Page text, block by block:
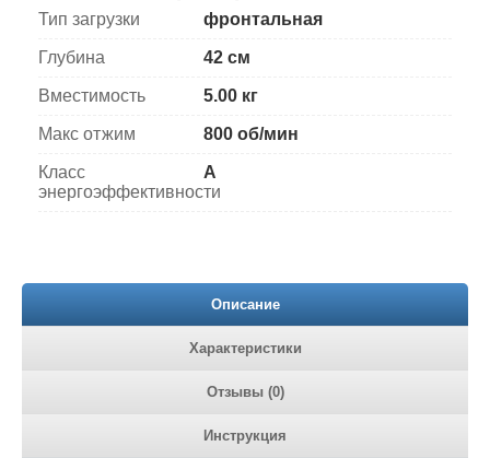
Тип загрузки фронтальная
Глубина 42 см
Вместимость 5.00 кг
Макс отжим 800 об/мин
Класс
энергоэффективности
A
Описание
Характеристики
Отзывы (0)
Инструкция